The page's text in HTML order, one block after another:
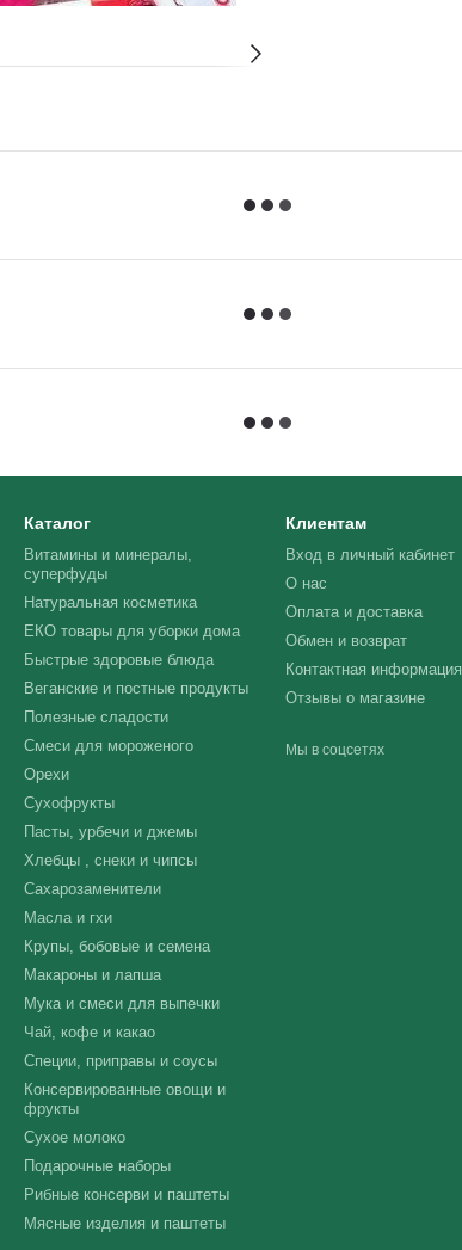
Каталог
Витамины и минералы,
суперфуды
Натуральная косметика
ЕКО товары для уборки дома
Быстрые здоровые блюда
Веганские и постные продукты
Полезные сладости
Смеси для мороженого
Орехи
Сухофрукты
Пасты, урбечи и джемы
Хлебцы , снеки и чипсы
Сахарозаменители
Масла и гхи
Крупы, бобовые и семена
Макароны и лапша
Мука и смеси для выпечки
Чай, кофе и какао
Специи, приправы и соусы
Консервированные овощи и
фрукты
Сухое молоко
Подарочные наборы
Рибные консерви и паштеты
Мясные изделия и паштеты
Клиентам
Вход в личный кабинет
О нас
Оплата и доставка
Обмен и возврат
Контактная информация
Отзывы о магазине
Мы в соцсетях